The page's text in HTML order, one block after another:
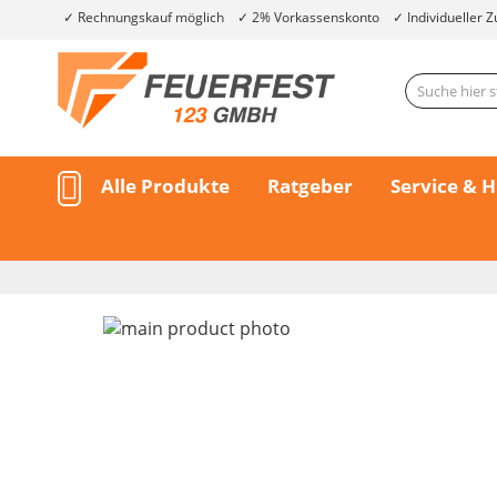
Rechnungskauf möglich 2% Vorkassenskonto Individueller
Alle Produkte Ratgeber Service &
Skip